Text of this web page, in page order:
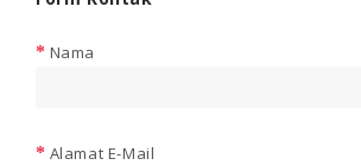
Nama
Alamat E-Mail